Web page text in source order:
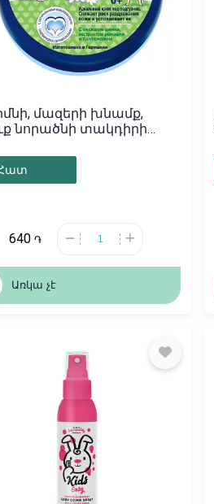
մազերի խնամք,
նորածնի տակդիրի
640֏
Առկա չէ